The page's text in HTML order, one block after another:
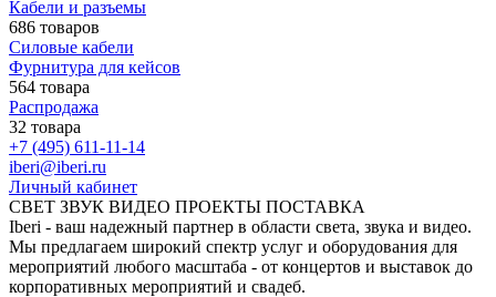
Кабели и разъемы
686 товаров
Силовые кабели
Фурнитура для кейсов
564 товара
Распродажа
32 товара
+7 (495) 611-11-14
iberi@iberi.ru
Личный кабинет
СВЕТ ЗВУК ВИДЕО ПРОЕКТЫ ПОСТАВКА
Iberi - ваш надежный партнер в области света, звука и видео.
Мы предлагаем широкий спектр услуг и оборудования для
мероприятий любого масштаба - от концертов и выставок до
корпоративных мероприятий и свадеб.